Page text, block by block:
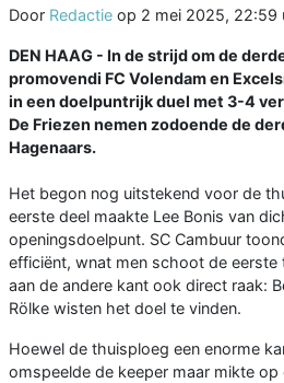
Door Redactie op 2 mei 2025, 22:59
DEN HAAG - In de strijd om de
promovendi FC Volendam en
in een doelpuntrijk duel met 3-4
De Friezen nemen zodoende de
Hagenaars.
Het begon nog uitstekend voor de
eerste deel maakte Lee Bonis van
openingsdoelpunt. SC Cambuur
efficiënt, wnat men schoot de eerste
aan de andere kant ook direct raak:
Rölke wisten het doel te vinden.
Hoewel de thuisploeg een enorme
omspeelde de keeper maar mikte